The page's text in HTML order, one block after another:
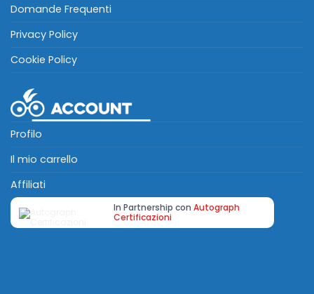
Domande Frequenti
Privacy Policy
Cookie Policy
Profilo
Il mio carrello
Affiliati
In Partnership con Autograph
Certificazioni